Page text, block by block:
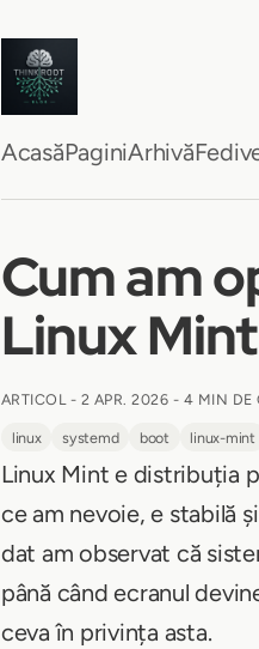
AcasăPaginiArhivă
Cum am
Linux Mint
ARTICOL - 2 APR. 2026 - 4 MIN DE
linux systemd boot linux-mint
Linux Mint e distribuția
ce am nevoie, e stabilă
dat am observat că
până când ecranul
ceva în privința asta.